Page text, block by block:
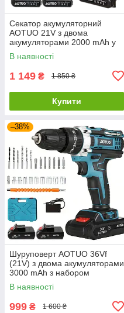
Секатор акумуляторний
AOTUO 21V з двома
акумуляторами 2000 mAh у
кейсі
В наявності
1 149 ₴ 1 850 ₴
Купити
–38%
Шуруповерт AOTUO 36Vf
(21V) з двома акумуляторами
3000 mAh з набором
інструментів у кейсі
В наявності
999 ₴ 1 600 ₴